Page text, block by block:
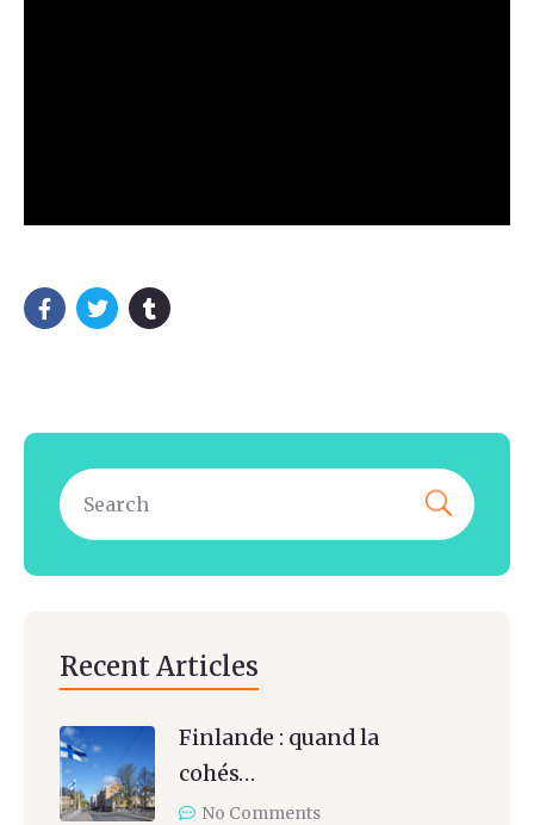
Recent Articles
Finlande : quand la
cohés…
No Comments